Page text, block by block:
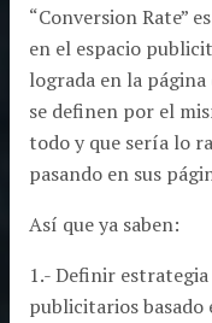
“Conversion Rate”
en el espacio
lograda en la
se definen por el
todo y que sería lo
pasando en sus
Así que ya saben:
1.- Definir
publicitarios basado